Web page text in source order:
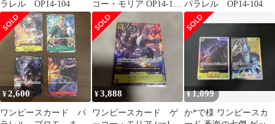
ラレル OP14-104
コー・モリア OP14-104
SR パラレル
パラレル OP14-104
¥2,600
ワンピースカード パ
¥3,888
ワンピースカード ゲ
¥1,099
か*で様 ワンピースカ